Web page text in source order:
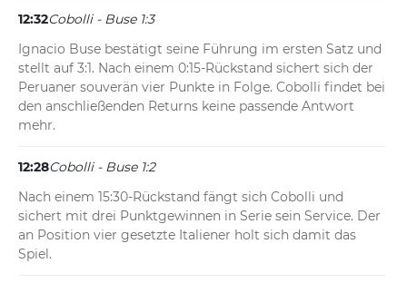
12:32Cobolli - Buse 1:3
Ignacio Buse bestätigt seine Führung im ersten Satz und
stellt auf 3:1. Nach einem 0:15-Rückstand sichert sich der
Peruaner souverän vier Punkte in Folge. Cobolli findet bei
den anschließenden Returns keine passende Antwort
mehr.
12:28Cobolli - Buse 1:2
Nach einem 15:30-Rückstand fängt sich Cobolli und
sichert mit drei Punktgewinnen in Serie sein Service. Der
an Position vier gesetzte Italiener holt sich damit das
Spiel.